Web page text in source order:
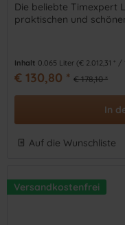
Die beliebte Timexpert
praktischen und
Inhalt 0.065 Liter (€ 2.012,31 * /
€ 130,80 * € 178,10 *
In
Auf die Wunschliste
Versandkostenfrei